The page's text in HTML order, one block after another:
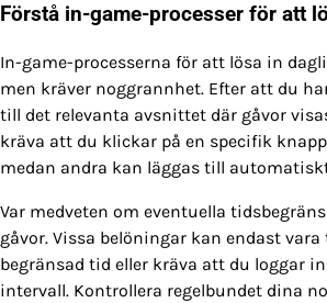
Förstå in-game-processer för att
In-game-processerna för att lösa in
men kräver noggrannhet. Efter att du
till det relevanta avsnittet där gåvor
kräva att du klickar på en specifik
medan andra kan läggas till
Var medveten om eventuella
gåvor. Vissa belöningar kan endast
begränsad tid eller kräva att du loggar
intervall. Kontrollera regelbundet dina